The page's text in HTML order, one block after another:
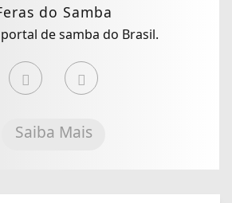
do Samba
de samba do Brasil.
Saiba Mais